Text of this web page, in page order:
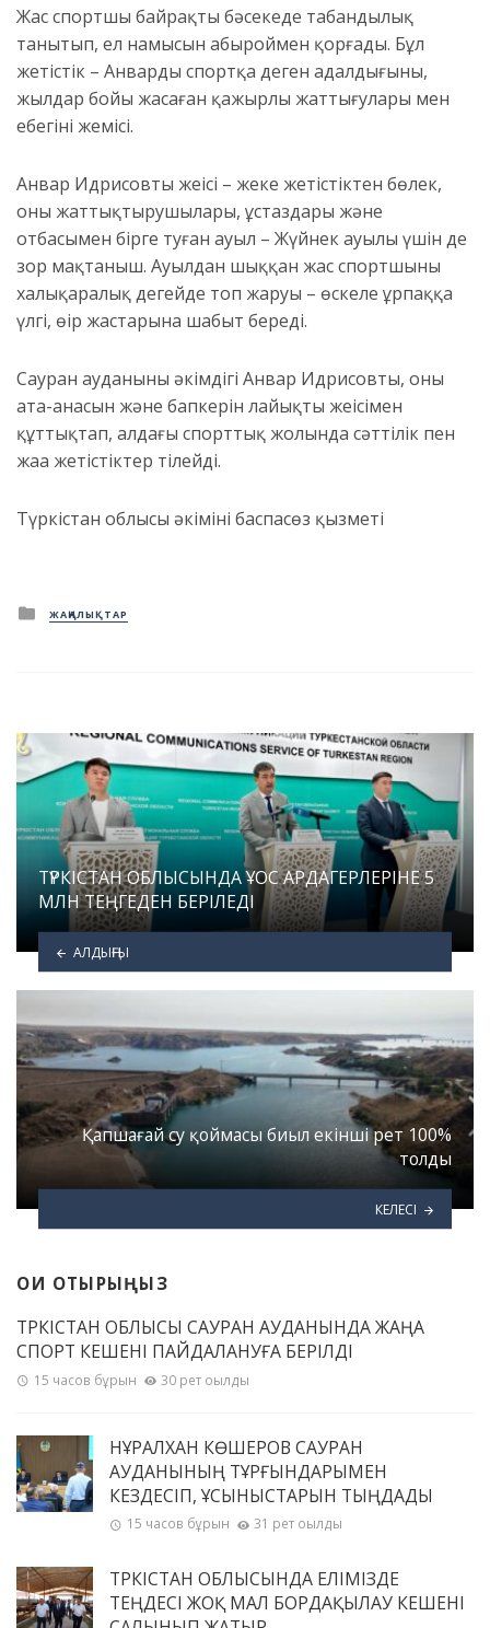
Жас спортшы байрақты бәсекеде табандылық
танытып, ел намысын абыроймен қорғады. Бұл
жетістік – Анвардың спортқа деген адалдығының,
жылдар бойы жасаған қажырлы жаттығулары мен
еңбегінің жемісі.
Анвар Идрисовтың жеңісі – жеке жетістіктен бөлек,
оның жаттықтырушылары, ұстаздары және
отбасымен бірге туған ауыл – Жүйнек ауылы үшін де
зор мақтаныш. Ауылдан шыққан жас спортшының
халықаралық деңгейде топ жаруы – өскелең ұрпаққа
үлгі, өңір жастарына шабыт береді.
Сауран ауданының әкімдігі Анвар Идрисовты, оның
ата-анасын және бапкерін лайықты жеңісімен
құттықтап, алдағы спорттық жолында сәттілік пен
жаңа жетістіктер тілейді.
Түркістан облысы әкімінің баспасөз қызметі
Posted
in
ЖАҢАЛЫҚТАР
ТҮРКІСТАН ОБЛЫСЫНДА ҰОС АРДАГЕРЛЕРІНЕ 5
МЛН ТЕҢГЕДЕН БЕРІЛЕДІ
АЛДЫҢҒЫ
Қапшағай су қоймасы биыл екінші рет 100%
толды
КЕЛЕСІ
ОҚИ ОТЫРЫҢЫЗ
ТҮРКІСТАН ОБЛЫСЫ САУРАН АУДАНЫНДА ЖАҢА
СПОРТ КЕШЕНІ ПАЙДАЛАНУҒА БЕРІЛДІ
15 часов бұрын 30 рет оқылды
НҰРАЛХАН КӨШЕРОВ САУРАН
АУДАНЫНЫҢ ТҰРҒЫНДАРЫМЕН
КЕЗДЕСІП, ҰСЫНЫСТАРЫН ТЫҢДАДЫ
15 часов бұрын 31 рет оқылды
ТҮРКІСТАН ОБЛЫСЫНДА ЕЛІМІЗДЕ
ТЕҢДЕСІ ЖОҚ МАЛ БОРДАҚЫЛАУ КЕШЕНІ